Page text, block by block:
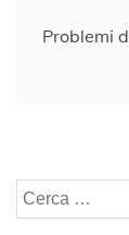
Problemi
Ricerca
per: